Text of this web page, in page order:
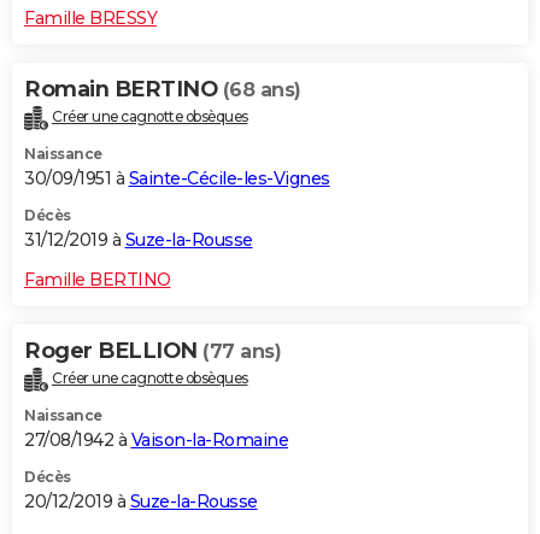
Famille BRESSY
Romain BERTINO (68 ans)
Créer une cagnotte obsèques
Naissance
30/09/1951 à Sainte-Cécile-les-Vignes
Décès
31/12/2019 à Suze-la-Rousse
Famille BERTINO
Roger BELLION (77 ans)
Créer une cagnotte obsèques
Naissance
27/08/1942 à Vaison-la-Romaine
Décès
20/12/2019 à Suze-la-Rousse